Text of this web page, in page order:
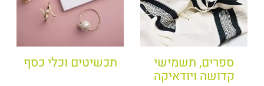
ספרים, תשמישי
קדושה ויודאיקה
תכשיטים וכלי כסף